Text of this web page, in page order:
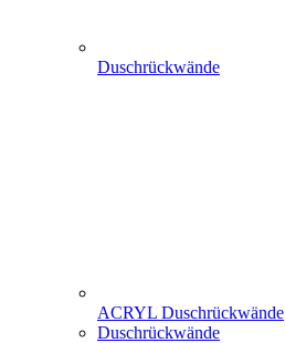
Duschrückwände
ACRYL Duschrückwände
Duschrückwände